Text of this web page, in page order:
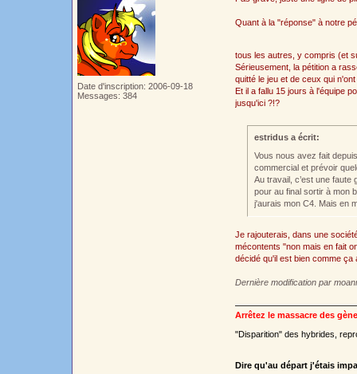
Date d'inscription: 2006-09-18
Messages: 384
Quant à la "réponse" à notre
tous les autres, y compris (et
Sérieusement, la pétition a
quitté le jeu et de ceux qui
Et il a fallu 15 jours à l'équipe
jusqu'ici ?!?
estridus a écrit:
Vous nous avez fait
commercial et prévoir
Au travail, c’est une
pour au final sortir à mon
j'aurais mon C4. Mais en
Je rajouterais, dans une
mécontents "non mais en fait
décidé qu'il est bien comme
Dernière modification par
Arrêtez le massacre des
"Disparition" des hybrides,
Dire qu'au départ j'étais